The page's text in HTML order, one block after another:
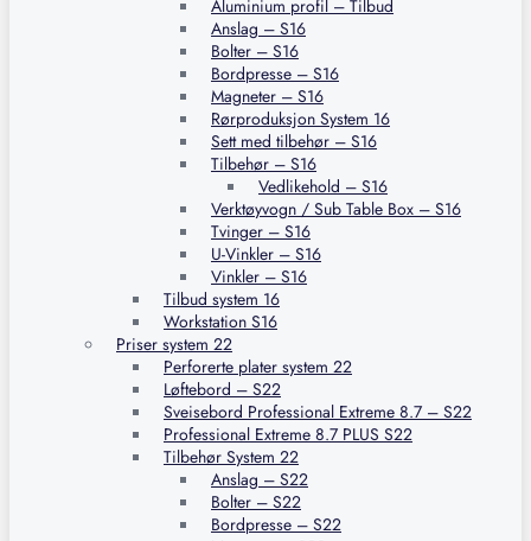
Aluminium profil – Tilbud
Anslag – S16
Bolter – S16
Bordpresse – S16
Magneter – S16
Rørproduksjon System 16
Sett med tilbehør – S16
Tilbehør – S16
Vedlikehold – S16
Verktøyvogn / Sub Table Box – S16
Tvinger – S16
U-Vinkler – S16
Vinkler – S16
Tilbud system 16
Workstation S16
Priser system 22
Perforerte plater system 22
Løftebord – S22
Sveisebord Professional Extreme 8.7 – S22
Professional Extreme 8.7 PLUS S22
Tilbehør System 22
Anslag – S22
Bolter – S22
Bordpresse – S22